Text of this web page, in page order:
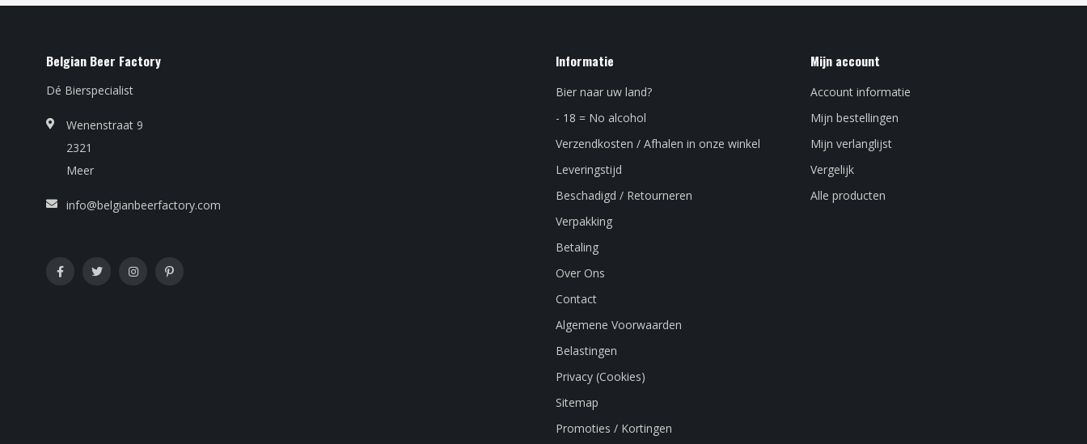
Belgian Beer Factory
Dé Bierspecialist
Wenenstraat 9
2321
Meer
info@belgianbeerfactory.com
Informatie
Bier naar uw land?
- 18 = No alcohol
Verzendkosten / Afhalen in onze winkel
Leveringstijd
Beschadigd / Retourneren
Verpakking
Betaling
Over Ons
Contact
Algemene Voorwaarden
Belastingen
Privacy (Cookies)
Sitemap
Promoties / Kortingen
Mijn account
Account informatie
Mijn bestellingen
Mijn verlanglijst
Vergelijk
Alle producten